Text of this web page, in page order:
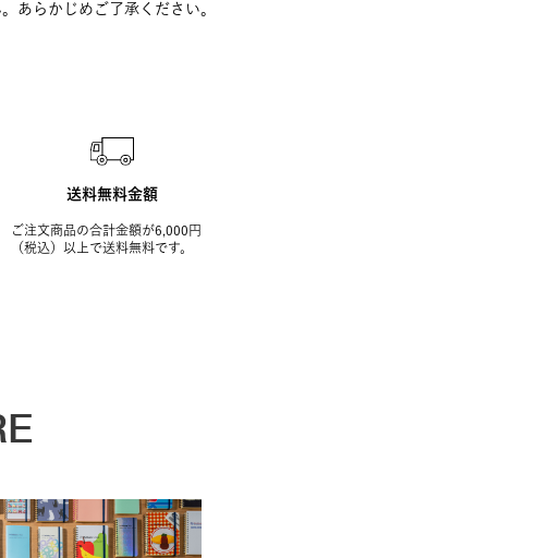
あらかじめご了承ください。
送料無料金額
ご注文商品の合計金額が6,000円
（税込）以上で送料無料です。